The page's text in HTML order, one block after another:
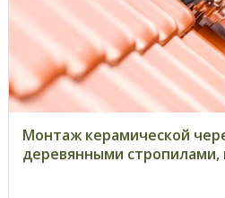
Монтаж керамической
деревянными стропилами,